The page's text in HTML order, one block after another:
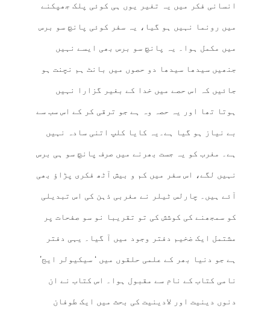
انسانی فکر میں یہ تغیر یوں ہی کوئی پلک جھپکنے
میں رونما نہیں ہو گیا، یہ سفر کوئی پانچ سو برس
میں مکمل ہوا۔ یہ پانچ سو برس بھی ایسے نہیں
جنھیں سیدھا سیدھا دو حصوں میں بانٹ ہم نچنت ہو
جائیں کہ اس حصے میں خدا کے بغیر گزارا نہیں
ہوتا تھا اور یہ حصہ وہ ہے جو ترقی کر کے اس سب سے
بے نیاز ہو گیا ہے۔یہ کایا کلپ اتنی سادہ نہیں
ہے۔ مغرب کو یہ جست بھرنے میں صرف پانچ سو ہی برس
نہیں لگے، اس سفر میں کم و بیش آٹھ فکری پڑاؤ بھی
آئے ہیں۔ چارلس ٹیلر نے مغربی ذہن کی اس تبدیلی
کو سمجھنے کی کوشش کی تو تقریبا نو سو صفحات پر
مشتمل ایک ضخیم دفتر وجود میں آ گیا۔ یہی دفتر
ہے جو دنیا بھر کے علمی حلقوں میں ‘ سیکیولر ایج’
نامی کتاب کے نام سے مقبول ہوا۔ اس کتاب نے ان
دنوں دینیت اور لادینیت کی بحث میں ایک طوفان